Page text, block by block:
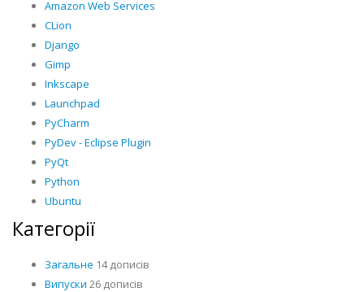
Amazon Web Services
CLion
Django
Gimp
Inkscape
Launchpad
PyCharm
PyDev - Eclipse Plugin
PyQt
Python
Ubuntu
Категорії
Загальне 14 дописів
Випуски 26 дописів